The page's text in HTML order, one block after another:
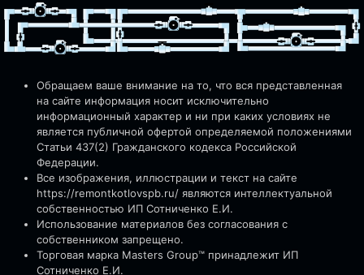
Обращаем ваше внимание на то, что вся представленная
на сайте информация носит исключительно
информационный характер и ни при каких условиях не
является публичной офертой определяемой положениями
Статьи 437(2) Гражданского кодекса Российской
Федерации.
Все изображения, иллюстрации и текст на сайте
https://remontkotlovspb.ru/ являются интеллектуальной
собственностью ИП Сотниченко Е.И.
Использование материалов без согласования с
собственником запрещено.
Торговая марка Masters Group™ принадлежит ИП
Сотниченко Е.И.